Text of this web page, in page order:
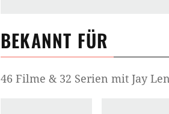
BEKANNT FÜR
46 Filme & 32 Serien mit Jay